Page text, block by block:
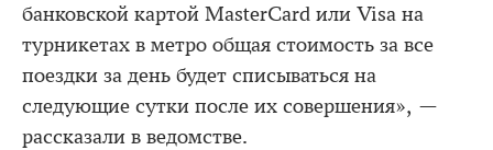
банковской картой MasterCard или Visa на
турникетах в метро общая стоимость за все
поездки за день будет списываться на
следующие сутки после их совершения», —
рассказали в ведомстве.